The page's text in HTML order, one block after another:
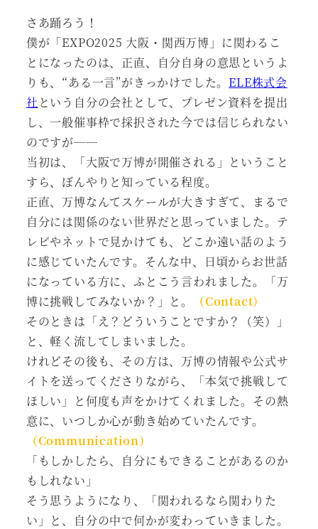
さあ踊ろう！
僕が「EXPO2025 大阪・関西万博」に関わるこ
とになったのは、正直、自分自身の意思というよ
りも、“ある一言”がきっかけでした。ELE株式会
社 という自分の会社として、プレゼン資料を提出
し、一般催事枠で採択された今では信じられない
のですが──
当初は、「大阪で万博が開催される」ということ
すら、ぼんやりと知っている程度。
正直、万博なんてスケールが大きすぎて、まるで
自分には関係のない世界だと思っていました。テ
レビやネットで見かけても、どこか遠い話のよう
に感じていたんです。そんな中、日頃からお世話
になっている方に、ふとこう言われました。「万
博に挑戦してみないか？」と。
（Contact）
そのときは「え？どういうことですか？（笑）」
と、軽く流してしまいました。
けれどその後も、その方は、万博の情報や公式サ
イトを送ってくださりながら、「本気で挑戦して
ほしい」と何度も声をかけてくれました。その熱
意に、いつしか心が動き始めていたんです。
（Communication）
「もしかしたら、自分にもできることがあるのか
もしれない」
そう思うようになり、「関われるなら関わりた
い」と、自分の中で何かが変わっていきました。